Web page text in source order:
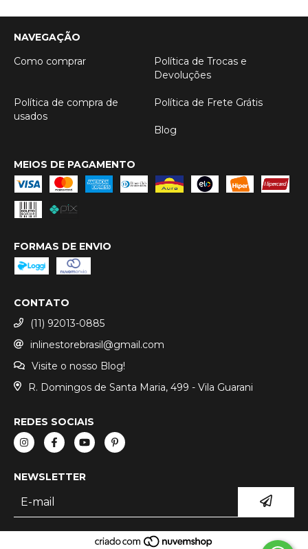
NAVEGAÇÃO
Como comprar
Política de Trocas e
Devoluções
Política de compra de
usados
Política de Frete Grátis
Blog
MEIOS DE PAGAMENTO
FORMAS DE ENVIO
CONTATO
(11) 92013-0885
inlinestorebrasil@gmail.com
Visite o nosso Blog!
R. Domingos de Santa Maria, 499 - Vila Guarani
REDES SOCIAIS
NEWSLETTER